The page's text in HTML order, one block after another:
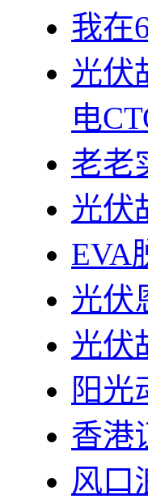
我在
光伏
电
老老
光伏
EVA
光伏
光伏
阳光
香港
风口